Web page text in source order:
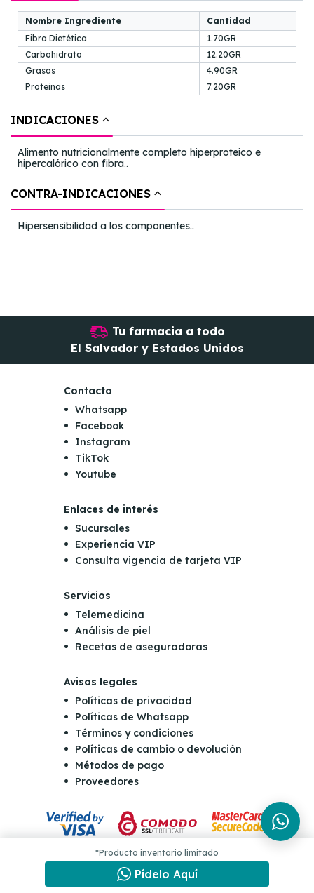
*Producto inventario limitado
Pídelo Aquí
Nombre Ingrediente
Cantidad
Fibra Dietética
1.70GR
Carbohidrato
12.20GR
Grasas
4.90GR
Proteinas
7.20GR
INDICACIONES
Alimento nutricionalmente completo hiperproteico e
hipercalórico con fibra..
CONTRA-INDICACIONES
Hipersensibilidad a los componentes..
Tu farmacia a todo
El Salvador y Estados Unidos
Contacto
Whatsapp
Facebook
Instagram
TikTok
Youtube
Enlaces de interés
Sucursales
Experiencia VIP
Consulta vigencia de tarjeta VIP
Servicios
Telemedicina
Análisis de piel
Recetas de aseguradoras
Avisos legales
Políticas de privacidad
Políticas de Whatsapp
Términos y condiciones
Políticas de cambio o devolución
Métodos de pago
Proveedores
Razón Social: Farmacia San Nicolás S.A de C.V | NIT: 0614-221265-
001-4 | Dirección: Final Boulevard Orden de Malta y Carretera al
puerto de la Libertad Km 10 y 1/2, Antiguo Cuscatlán | Teléfono: (503)
2555-5555 | Email: consultas@sannicolas.com.sv